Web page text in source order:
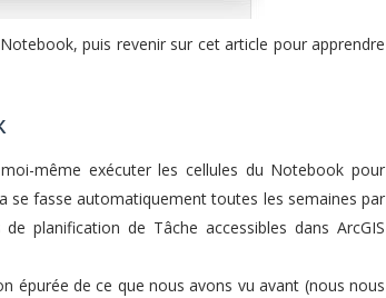
puis revenir sur cet article pour apprendre
même exécuter les cellules du Notebook pour
se fasse automatiquement toutes les semaines par
planification de Tâche accessibles dans ArcGIS
épurée de ce que nous avons vu avant (nous nous